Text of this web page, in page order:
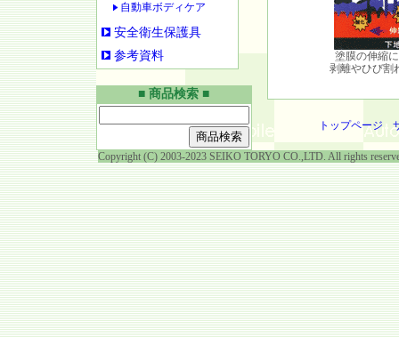
塗膜の伸縮
剥離やひび割
トップページ
自動車ボディケア
安全衛生保護具
参考資料
■ 商品検索 ■
Copyright (C) 2003-2023 SEIKO TORYO CO.,LTD. All rights